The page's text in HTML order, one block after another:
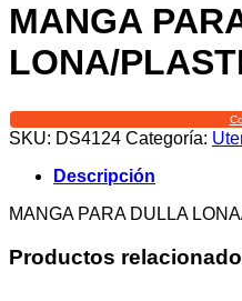
MANGA
LONA/
SKU: DS4124 Categoría:
Descripción
MANGA PARA DULLA
Productos